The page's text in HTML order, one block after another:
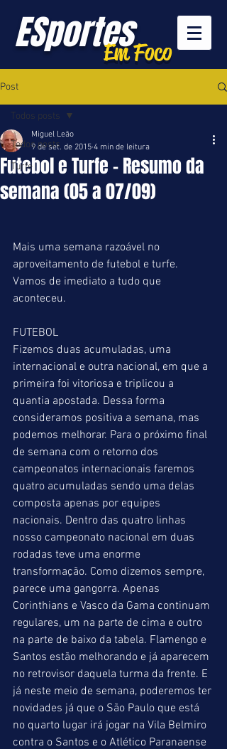
ESportesEm Foco
Post
Todos posts
Turfe
Todos posts
Futebol e Turfe - Resumo da
semana (05 a 07/09)
Miguel Leão
9 de set. de 2015 4 min de leitura
Mais uma semana razoável no
aproveitamento de futebol e turfe.
Vamos de imediato a tudo que
aconteceu.
FUTEBOL
Fizemos duas acumuladas, uma
internacional e outra nacional, em que a
primeira foi vitoriosa e triplicou a
quantia apostada. Dessa forma
consideramos positiva a semana, mas
podemos melhorar. Para o próximo final
de semana com o retorno dos
campeonatos internacionais faremos
quatro acumuladas sendo uma delas
composta apenas por equipes
nacionais. Dentro das quatro linhas
nosso campeonato nacional em duas
rodadas teve uma enorme
transformação. Como dizemos sempre,
parece uma gangorra. Apenas
Corinthians e Vasco da Gama continuam
regulares, um na parte de cima e outro
na parte de baixo da tabela. Flamengo e
Santos estão melhorando e já aparecem
no retrovisor daquela turma da frente. E
já neste meio de semana, poderemos ter
novidades já que o São Paulo que está
no quarto lugar irá jogar na Vila Belmiro
contra o Santos e o Atlético Paranaense